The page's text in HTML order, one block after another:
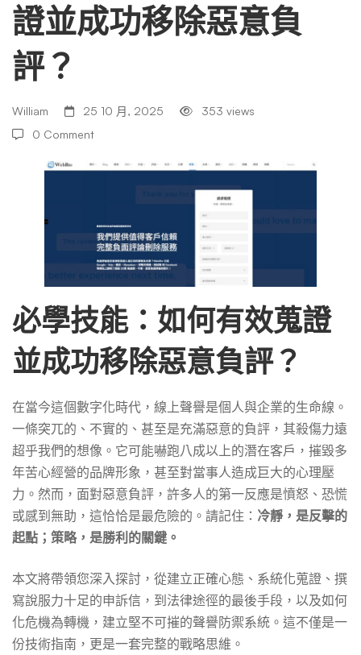
何
有
效
並
成
功
移
除
惡
意
證並成功移除惡意負
評？
William 25 10 月, 2025
353 views
0 Comment
必學技能：如何有效蒐證
並成功移除惡意負評？
在當今這個數字化時代，線上聲譽是個人與企業的生命線。
一條突兀的、不實的、甚至是充滿惡意的負評，其殺傷力遠
超乎我們的想像。它可能嚇跑八成以上的潛在客戶，摧毀多
年苦心經營的品牌形象，甚至對當事人造成巨大的心理壓
力。然而，面對惡意負評，許多人的第一反應是憤怒、恐慌
或感到無助，這恰恰是最危險的。請記住： 冷靜，是反擊的
起點；策略，是勝利的關鍵。
本文將帶領您深入探討，從建立正確心態、系統化蒐證、撰
寫說服力十足的申訴信，到法律途徑的最後手段，以及如何
化危機為轉機，建立堅不可摧的聲譽防禦系統。這不僅是一
份技術指南，更是一套完整的戰略思維。